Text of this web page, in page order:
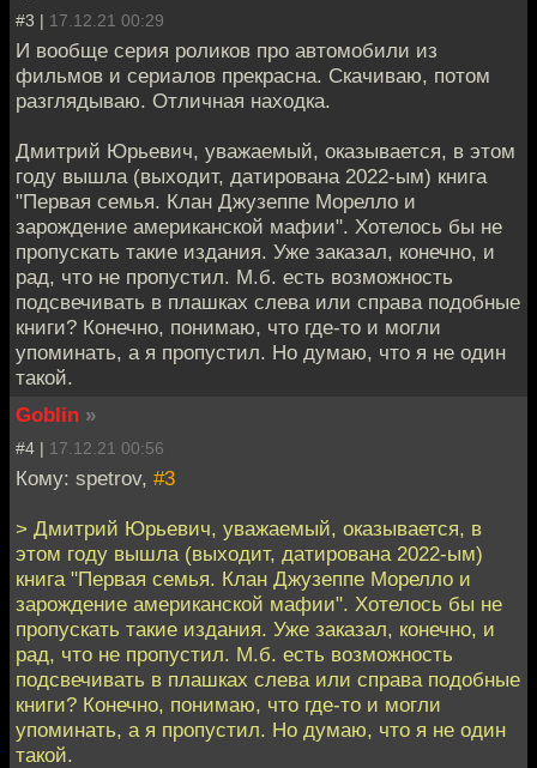
#3 | 17.12.21 00:29
И вообще серия роликов про автомобили из
фильмов и сериалов прекрасна. Скачиваю, потом
разглядываю. Отличная находка.
Дмитрий Юрьевич, уважаемый, оказывается, в этом
году вышла (выходит, датирована 2022-ым) книга
"Первая семья. Клан Джузеппе Морелло и
зарождение американской мафии". Хотелось бы не
пропускать такие издания. Уже заказал, конечно, и
рад, что не пропустил. М.б. есть возможность
подсвечивать в плашках слева или справа подобные
книги? Конечно, понимаю, что где-то и могли
упоминать, а я пропустил. Но думаю, что я не один
такой.
Goblin »
#4 | 17.12.21 00:56
Кому: spetrov, #3
> Дмитрий Юрьевич, уважаемый, оказывается, в
этом году вышла (выходит, датирована 2022-ым)
книга "Первая семья. Клан Джузеппе Морелло и
зарождение американской мафии". Хотелось бы не
пропускать такие издания. Уже заказал, конечно, и
рад, что не пропустил. М.б. есть возможность
подсвечивать в плашках слева или справа подобные
книги? Конечно, понимаю, что где-то и могли
упоминать, а я пропустил. Но думаю, что я не один
такой.